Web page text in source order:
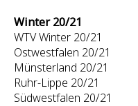
Winter 20/21
WTV Winter 20/21
Ostwestfalen 20/21
Münsterland 20/21
Ruhr-Lippe 20/21
Südwestfalen 20/21